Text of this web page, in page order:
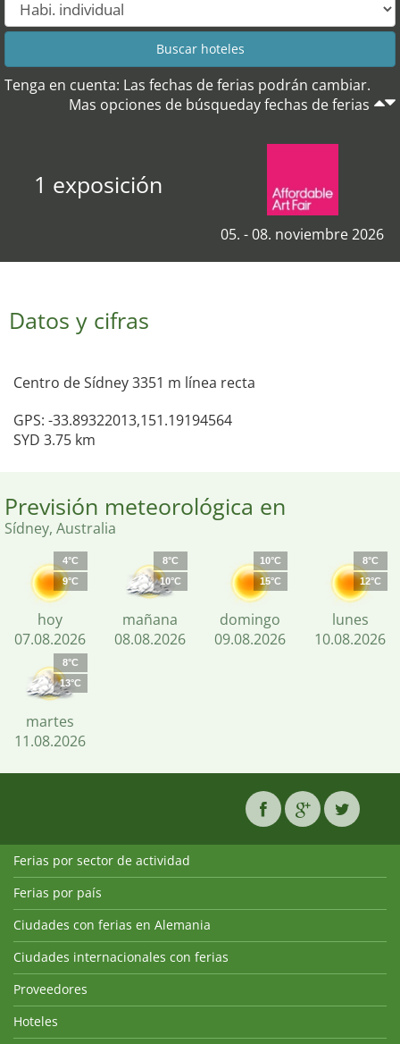
Tenga en cuenta: Las fechas de ferias podrán cambiar.
Mas opciones de búsqueday fechas de ferias
1 exposición
05. - 08. noviembre 2026
Datos y cifras
Centro de Sídney 3351 m línea recta
GPS: -33.89322013,151.19194564
SYD 3.75 km
Previsión meteorológica en
Sídney, Australia
4°C
9°C
hoy
07.08.2026
8°C
10°C
mañana
08.08.2026
10°C
15°C
domingo
09.08.2026
8°C
12°C
lunes
10.08.2026
8°C
13°C
martes
11.08.2026
Ferias por sector de actividad
Ferias por país
Ciudades con ferias en Alemania
Ciudades internacionales con ferias
Proveedores
Hoteles